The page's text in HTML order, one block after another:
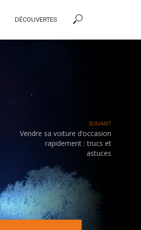
DÉCOUVERTES
SUIVANT
Vendre sa voiture d’occasion
rapidement : trucs et
astuces